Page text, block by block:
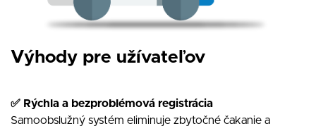
Výhody pre užívateľov
✅ Rýchla a bezproblémová registrácia
Samoobslužný systém eliminuje zbytočné čakanie a